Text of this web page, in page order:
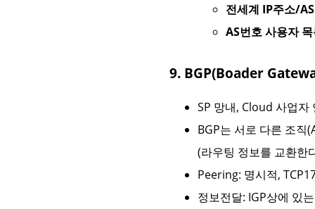
전세계 IP주소/
AS번호 사용자
9. BGP(Boader
SP 망내, Cloud 사업자
BGP는 서로 다른 조
(라우팅 정보를 교환한
Peering: 명시적,
정보전달: IGP상에 있